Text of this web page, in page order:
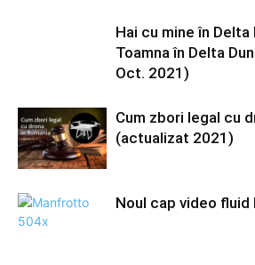
Hai cu mine în
Toamna în Delta
Oct. 2021)
Cum zbori legal cu
(actualizat 2021)
Noul cap video